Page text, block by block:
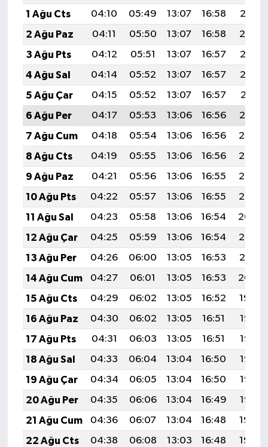
1 Ağu Cts
04:10 05:49 13:07 16:58
20:15
2 Ağu Paz
04:11 05:50 13:07 16:58
20:14
3 Ağu Pts
04:12 05:51 13:07 16:57
20:13
4 Ağu Sal
04:14 05:52 13:07 16:57
20:12
5 Ağu Çar
04:15 05:52 13:07 16:57
20:11
6 Ağu Per
04:17 05:53 13:06 16:56
20:10
7 Ağu Cum
04:18 05:54 13:06 16:56
20:08
8 Ağu Cts
04:19 05:55 13:06 16:56
20:07
9 Ağu Paz
04:21 05:56 13:06 16:55
20:06
10 Ağu Pts
04:22 05:57 13:06 16:55
20:05
11 Ağu Sal
04:23 05:58 13:06 16:54
20:04
12 Ağu Çar
04:25 05:59 13:06 16:54
20:02
13 Ağu Per
04:26 06:00 13:05 16:53
20:01
14 Ağu Cum
04:27 06:01 13:05 16:53
20:00
15 Ağu Cts
04:29 06:02 13:05 16:52
19:59
16 Ağu Paz
04:30 06:02 13:05 16:51
19:57
17 Ağu Pts
04:31 06:03 13:05 16:51
19:56
18 Ağu Sal
04:33 06:04 13:04 16:50
19:55
19 Ağu Çar
04:34 06:05 13:04 16:50
19:53
20 Ağu Per
04:35 06:06 13:04 16:49
19:52
21 Ağu Cum
04:36 06:07 13:04 16:48
19:50
22 Ağu Cts
04:38 06:08 13:03 16:48
19:49